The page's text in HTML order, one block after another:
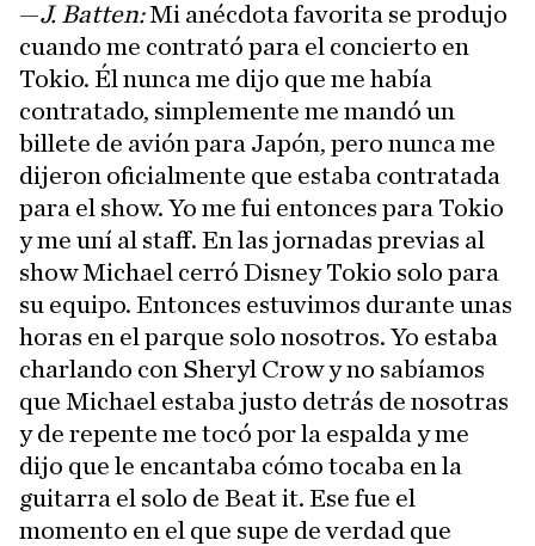
—J. Batten:Mi anécdota favorita se produjo
cuando me contrató para el concierto en
Tokio. Él nunca me dijo que me había
contratado, simplemente me mandó un
billete de avión para Japón, pero nunca me
dijeron oficialmente que estaba contratada
para el show. Yo me fui entonces para Tokio
y me uní al staff. En las jornadas previas al
show Michael cerró Disney Tokio solo para
su equipo. Entonces estuvimos durante unas
horas en el parque solo nosotros. Yo estaba
charlando con Sheryl Crow y no sabíamos
que Michael estaba justo detrás de nosotras
y de repente me tocó por la espalda y me
dijo que le encantaba cómo tocaba en la
guitarra el solo de Beat it. Ese fue el
momento en el que supe de verdad que